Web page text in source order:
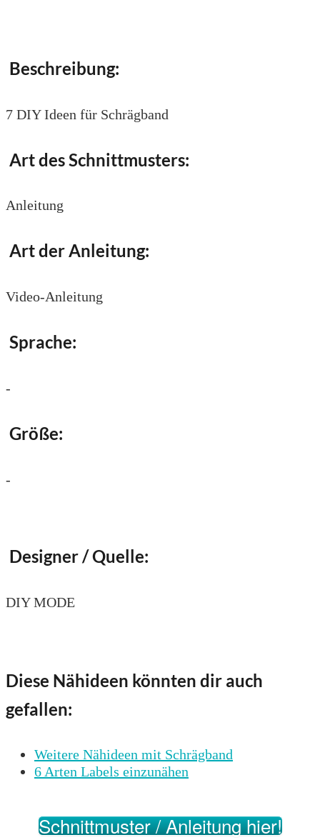
Beschreibung:
7 DIY Ideen für Schrägband
Art des Schnittmusters:
Anleitung
Art der Anleitung:
Video-Anleitung
Sprache:
-
Größe:
-
Designer / Quelle:
DIY MODE
Diese Nähideen könnten dir auch
gefallen:
Weitere Nähideen mit Schrägband
6 Arten Labels einzunähen
Schnittmuster / Anleitung hier!